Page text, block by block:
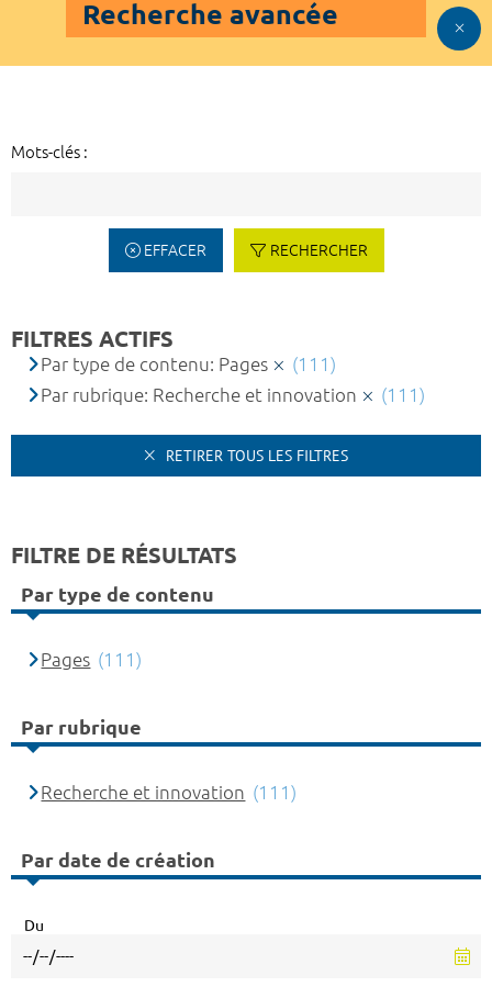
Recherche avancée
Mots-clés :
EFFACER RECHERCHER
FILTRES ACTIFS
Par type de contenu: Pages
(111)
Par rubrique: Recherche et innovation
(111)
RETIRER TOUS LES FILTRES
FILTRE DE RÉSULTATS
Par type de contenu
Pages (111)
Par rubrique
Recherche et innovation (111)
Par date de création
Du